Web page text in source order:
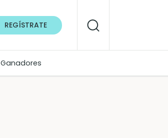
REGÍSTRATE
Ganadores